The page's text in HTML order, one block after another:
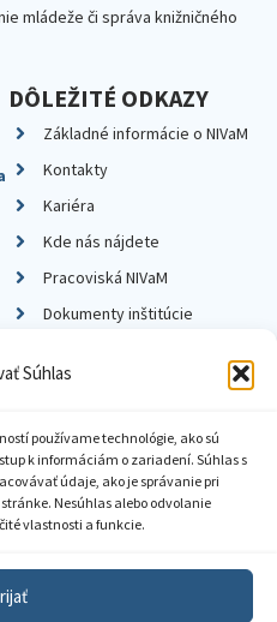
Súhlas
používame technológie, ako sú
k informáciám o zariadení. Súhlas s
údaje, ako je správanie pri
Nesúhlas alebo odvolanie
vlastnosti a funkcie.
mládeže či správa knižničného
DÔLEŽITÉ ODKAZY
Základné informácie o NIVaM
Kontakty
Kariéra
Kde nás nájdete
Pracoviská NIVaM
Dokumenty inštitúcie
súkromia
informácií